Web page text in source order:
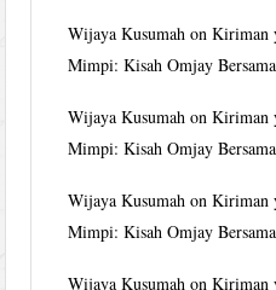
Wijaya Kusumah onKiriman
Mimpi: Kisah Omjay
Wijaya Kusumah onKiriman
Mimpi: Kisah Omjay
Wijaya Kusumah onKiriman
Mimpi: Kisah Omjay
Wijaya Kusumah onKiriman